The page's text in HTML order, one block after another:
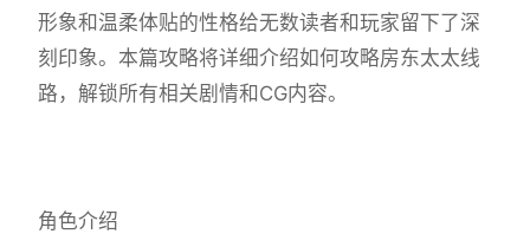
形象和温柔体贴的性格给无数读者和玩家留下了深
刻印象。本篇攻略将详细介绍如何攻略房东太太线
路，解锁所有相关剧情和CG内容。
角色介绍